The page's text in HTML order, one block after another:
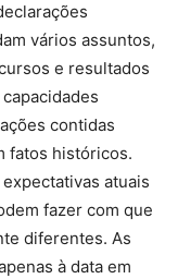
vários assuntos,
e resultados
contidas
fatos históricos.
atuais
fazer com que
diferentes. As
à data em